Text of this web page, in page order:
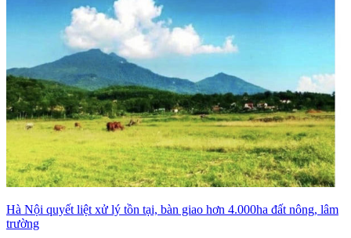
Hà Nội quyết liệt xử lý tồn tại, bàn giao hơn 4.000ha đất nông, lâm
trường